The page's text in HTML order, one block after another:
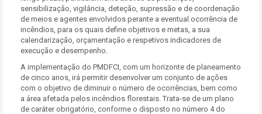
sensibilização, vigilância, deteção, supressão e de coordenação
de meios e agentes envolvidos perante a eventual ocorrência de
incêndios, para os quais define objetivos e metas, a sua
calendarização, orçamentação e respetivos indicadores de
execução e desempenho.
A implementação do PMDFCI, com um horizonte de planeamento
de cinco anos, irá permitir desenvolver um conjunto de ações
com o objetivo de diminuir o número de ocorrências, bem como
a área afetada pelos incêndios florestais. Trata-se de um plano
de caráter obrigatório, conforme o disposto no número 4 do